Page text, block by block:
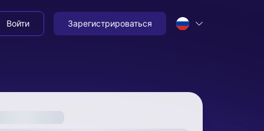
Войти Зарегистрироваться